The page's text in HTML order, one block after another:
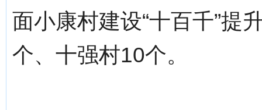
面小康村建设“十百千”提
个、十强村10个。